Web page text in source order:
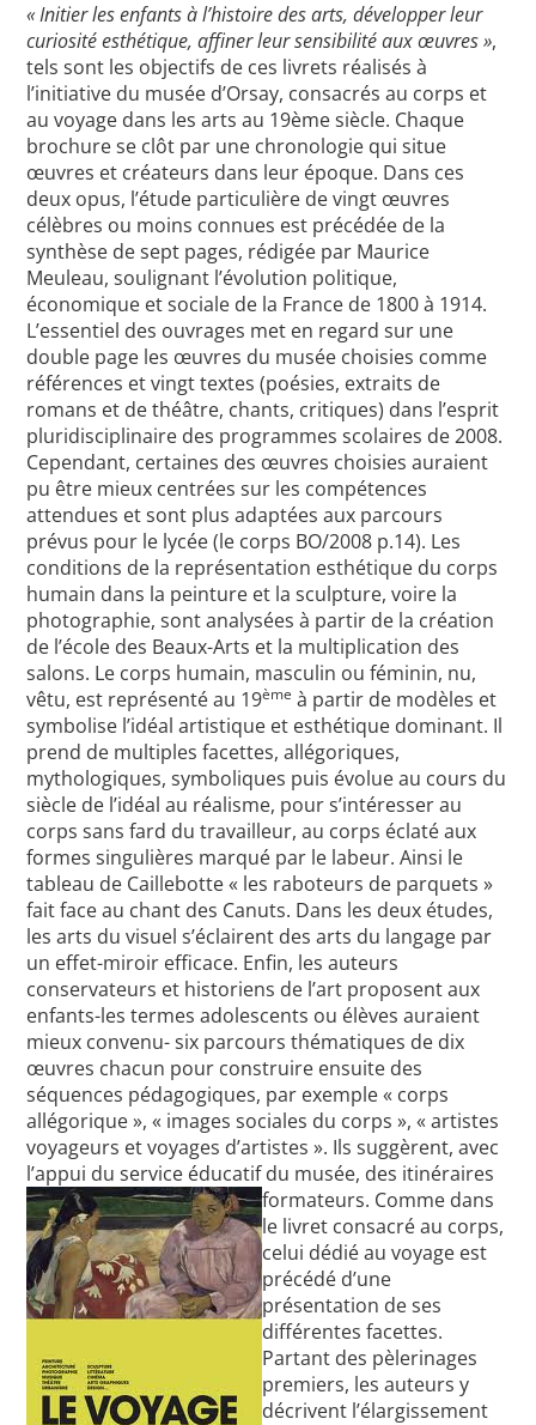
Critique d’ouvrages publiés
Culture
« Initier les enfants à l’histoire des arts, développer leur
curiosité esthétique, affiner leur sensibilité aux œuvres »,
tels sont les objectifs de ces livrets réalisés à
l’initiative du musée d’Orsay, consacrés au corps et
au voyage dans les arts au 19ème siècle. Chaque
brochure se clôt par une chronologie qui situe
œuvres et créateurs dans leur époque. Dans ces
deux opus, l’étude particulière de vingt œuvres
célèbres ou moins connues est précédée de la
synthèse de sept pages, rédigée par Maurice
Meuleau, soulignant l’évolution politique,
économique et sociale de la France de 1800 à 1914.
L’essentiel des ouvrages met en regard sur une
double page les œuvres du musée choisies comme
références et vingt textes (poésies, extraits de
romans et de théâtre, chants, critiques) dans l’esprit
pluridisciplinaire des programmes scolaires de 2008.
Cependant, certaines des œuvres choisies auraient
pu être mieux centrées sur les compétences
attendues et sont plus adaptées aux parcours
prévus pour le lycée (le corps BO/2008 p.14). Les
conditions de la représentation esthétique du corps
humain dans la peinture et la sculpture, voire la
photographie, sont analysées à partir de la création
de l’école des Beaux-Arts et la multiplication des
salons. Le corps humain, masculin ou féminin, nu,
vêtu, est représenté au 19ème à partir de modèles et
symbolise l’idéal artistique et esthétique dominant. Il
prend de multiples facettes, allégoriques,
mythologiques, symboliques puis évolue au cours du
siècle de l’idéal au réalisme, pour s’intéresser au
corps sans fard du travailleur, au corps éclaté aux
formes singulières marqué par le labeur. Ainsi le
tableau de Caillebotte « les raboteurs de parquets »
fait face au chant des Canuts. Dans les deux études,
les arts du visuel s’éclairent des arts du langage par
un effet-miroir efficace. Enfin, les auteurs
conservateurs et historiens de l’art proposent aux
enfants-les termes adolescents ou élèves auraient
mieux convenu- six parcours thématiques de dix
œuvres chacun pour construire ensuite des
séquences pédagogiques, par exemple « corps
allégorique », « images sociales du corps », « artistes
voyageurs et voyages d’artistes ». Ils suggèrent, avec
l’appui du service éducatif du musée, des itinéraires
formateurs. Comme dans
le livret consacré au corps,
celui dédié au voyage est
précédé d’une
présentation de ses
différentes facettes.
Partant des pèlerinages
premiers, les auteurs y
décrivent l’élargissement